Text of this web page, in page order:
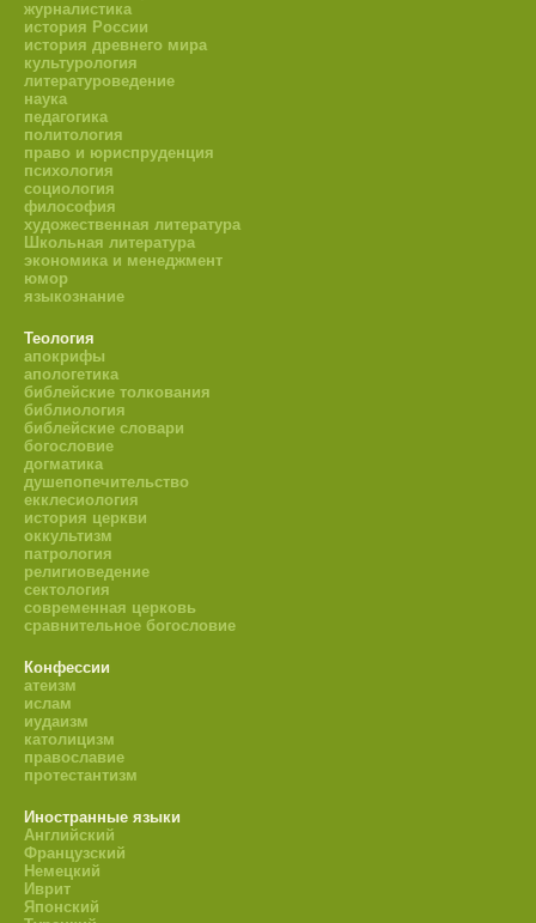
журналистика
история России
история древнего мира
культурология
литературоведение
наука
педагогика
политология
право и юриспруденция
психология
социология
философия
художественная литература
Школьная литература
экономика и менеджмент
юмор
языкознание
Теология
апокрифы
апологетика
библейские толкования
библиология
библейские словари
богословие
догматика
душепопечительство
екклесиология
история церкви
оккультизм
патрология
религиоведение
сектология
современная церковь
сравнительное богословие
Конфессии
атеизм
ислам
иудаизм
католицизм
православие
протестантизм
Иностранные языки
Английский
Французский
Немецкий
Иврит
Японский